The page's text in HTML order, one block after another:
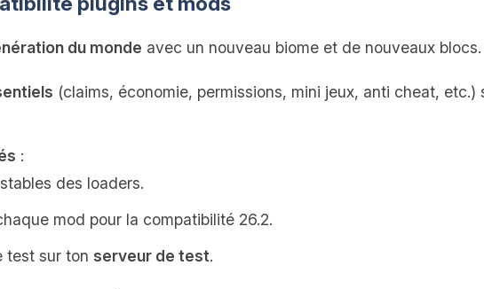
du monde avec un nouveau biome et de nouveaux blocs.
(claims, économie, permissions, mini jeux, anti cheat, etc.)
:
des loaders.
mod pour la compatibilité 26.2.
test sur ton serveur de test.